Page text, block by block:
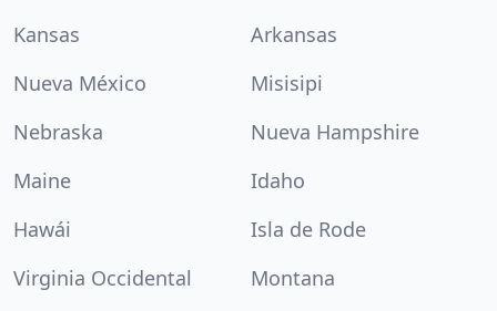
Kansas
Arkansas
Nueva México
Misisipi
Nebraska
Nueva Hampshire
Maine
Idaho
Hawái
Isla de Rode
Virginia Occidental
Montana